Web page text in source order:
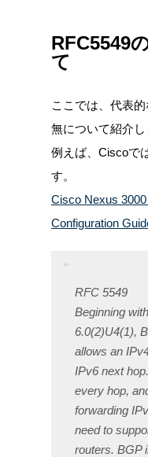
RFC5549
て
ここでは、代表
無について紹介し
例えば、Ciscoで
す。
Cisco Nexus
Configuration
RFC 5549
Beginning
6.0(2)U4(1),
allows an
IPv6 next
every hop,
forwarding
need to
routers. BGP